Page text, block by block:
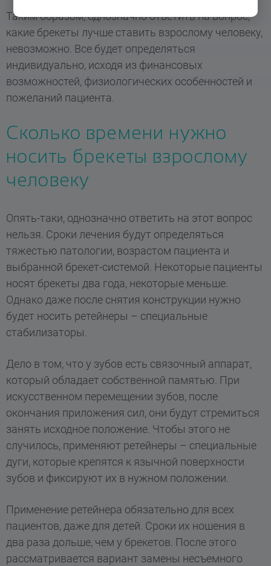
Таким образом, однозначно ответить на вопрос,
какие брекеты лучше ставить взрослому человеку,
невозможно. Все будет определяться
индивидуально, исходя из финансовых
возможностей, физиологических особенностей и
пожеланий пациента.
Сколько времени нужно
носить брекеты взрослому
человеку
Опять-таки, однозначно ответить на этот вопрос
нельзя. Сроки лечения будут определяться
тяжестью патологии, возрастом пациента и
выбранной брекет-системой. Некоторые пациенты
носят брекеты два года, некоторые меньше.
Однако даже после снятия конструкции нужно
будет носить ретейнеры – специальные
стабилизаторы.
Дело в том, что у зубов есть связочный аппарат,
который обладает собственной памятью. При
искусственном перемещении зубов, после
окончания приложения сил, они будут стремиться
занять исходное положение. Чтобы этого не
случилось, применяют ретейнеры – специальные
дуги, которые крепятся к язычной поверхности
зубов и фиксируют их в нужном положении.
Применение ретейнера обязательно для всех
пациентов, даже для детей. Сроки их ношения в
два раза дольше, чем у брекетов. После этого
рассматривается вариант замены несъемного